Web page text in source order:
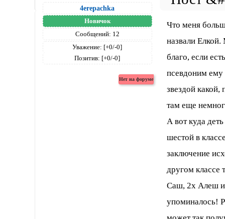
4erepachka
Новичок
Сообщений: 12
Уважение: [+0/-0]
Позитив: [+0/-0]
Что меня
назвали Елкой.
благо, если
псевдоним ему
звездой
там еще
А вот куда
шестой в
заключение
другом классе
Саш, 2х Алеш и
упоминалось!